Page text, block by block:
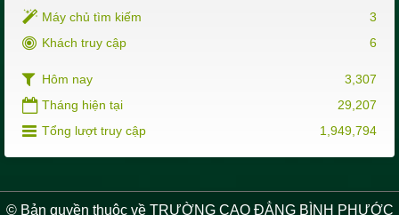
Máy chủ tìm kiếm
3
Khách truy cập
6
Hôm nay
3,307
Tháng hiện tại
29,207
Tổng lượt truy cập
1,949,794
© Bản quyền thuộc về TRƯỜNG CAO ĐẲNG BÌNH PHƯỚC